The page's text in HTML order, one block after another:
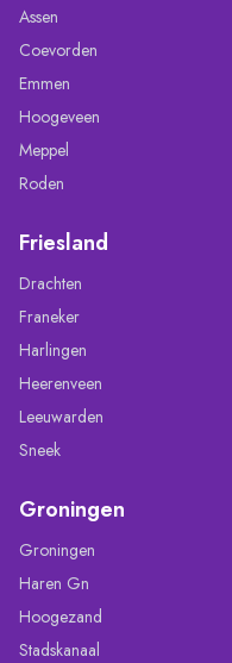
Assen
Coevorden
Emmen
Hoogeveen
Meppel
Roden
Friesland
Drachten
Franeker
Harlingen
Heerenveen
Leeuwarden
Sneek
Groningen
Groningen
Haren Gn
Hoogezand
Stadskanaal